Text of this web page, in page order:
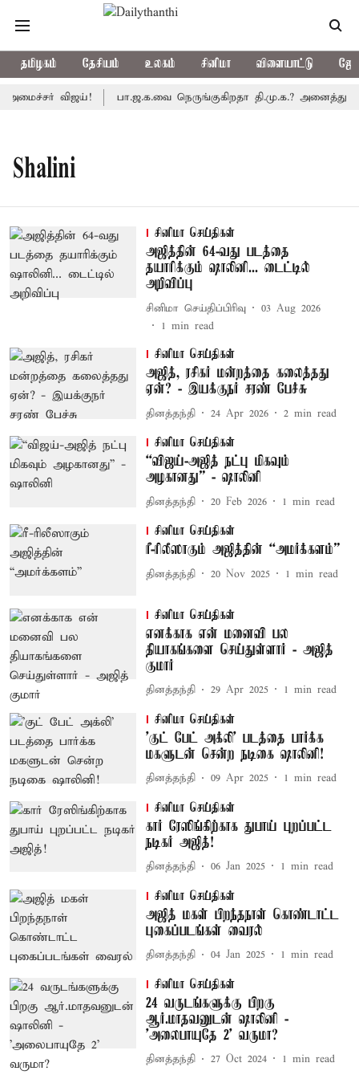
தமிழகம் தேசியம் உலகம் சினிமா விளையாட்டு
அமைச்சர் விஜய்! பா.ஜ.க.வை நெருங்குகிறதா தி.மு.க.?
Shalini
சினிமா செய்திகள்
அஜித்தின் 64-வது படத்தை
தயாரிக்கும் ஷாலினி... டைட்டில்
அறிவிப்பு
சினிமா செய்திப்பிரிவு
03 Aug 2026
1 min read
சினிமா செய்திகள்
அஜித், ரசிகர் மன்றத்தை கலைத்தது
ஏன்? - இயக்குநர் சரண் பேச்சு
தினத்தந்தி 24 Apr 2026 2 min read
சினிமா செய்திகள்
“விஜய்-அஜித் நட்பு மிகவும்
அழகானது” - ஷாலினி
தினத்தந்தி 20 Feb 2026 1 min read
சினிமா செய்திகள்
ரீ-ரிலீஸாகும் அஜித்தின் “அமர்க்களம்”
தினத்தந்தி 20 Nov 2025 1 min read
சினிமா செய்திகள்
எனக்காக என் மனைவி பல
தியாகங்களை செய்துள்ளார் - அஜித்
குமார்
தினத்தந்தி 29 Apr 2025 1 min read
சினிமா செய்திகள்
'குட் பேட் அக்லி' படத்தை பார்க்க
மகளுடன் சென்ற நடிகை ஷாலினி!
தினத்தந்தி 09 Apr 2025 1 min read
சினிமா செய்திகள்
கார் ரேஸிங்கிற்காக துபாய் புறப்பட்ட
நடிகர் அஜித்!
தினத்தந்தி 06 Jan 2025 1 min read
சினிமா செய்திகள்
அஜித் மகள் பிறந்தநாள் கொண்டாட்ட
புகைப்படங்கள் வைரல்
தினத்தந்தி 04 Jan 2025 1 min read
சினிமா செய்திகள்
24 வருடங்களுக்கு பிறகு
ஆர்.மாதவனுடன் ஷாலினி -
'அலைபாயுதே 2' வருமா?
தினத்தந்தி 27 Oct 2024 1 min read